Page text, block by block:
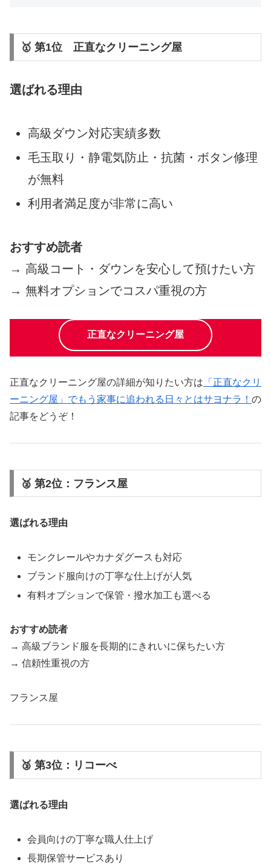
🥇 第1位 正直なクリーニング屋
選ばれる理由
高級ダウン対応実績多数
毛玉取り・静電気防止・抗菌・ボタン修理
が無料
利用者満足度が非常に高い
おすすめ読者
→ 高級コート・ダウンを安心して預けたい方
→ 無料オプションでコスパ重視の方
正直なクリーニング屋
正直なクリーニング屋の詳細が知りたい方は 「正直なクリ
ーニング屋」でもう家事に追われる日々とはサヨナラ！ の
記事をどうぞ！
🥈 第2位：フランス屋
選ばれる理由
モンクレールやカナダグースも対応
ブランド服向けの丁寧な仕上げが人気
有料オプションで保管・撥水加工も選べる
おすすめ読者
→ 高級ブランド服を長期的にきれいに保ちたい方
→ 信頼性重視の方
フランス屋
🥉 第3位：リコーべ
選ばれる理由
会員向けの丁寧な職人仕上げ
長期保管サービスあり